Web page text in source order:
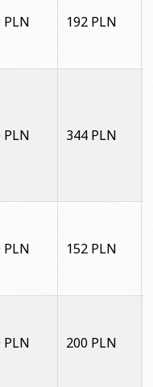
PLN 192 PLN
PLN 344 PLN
PLN 152 PLN
PLN 200 PLN